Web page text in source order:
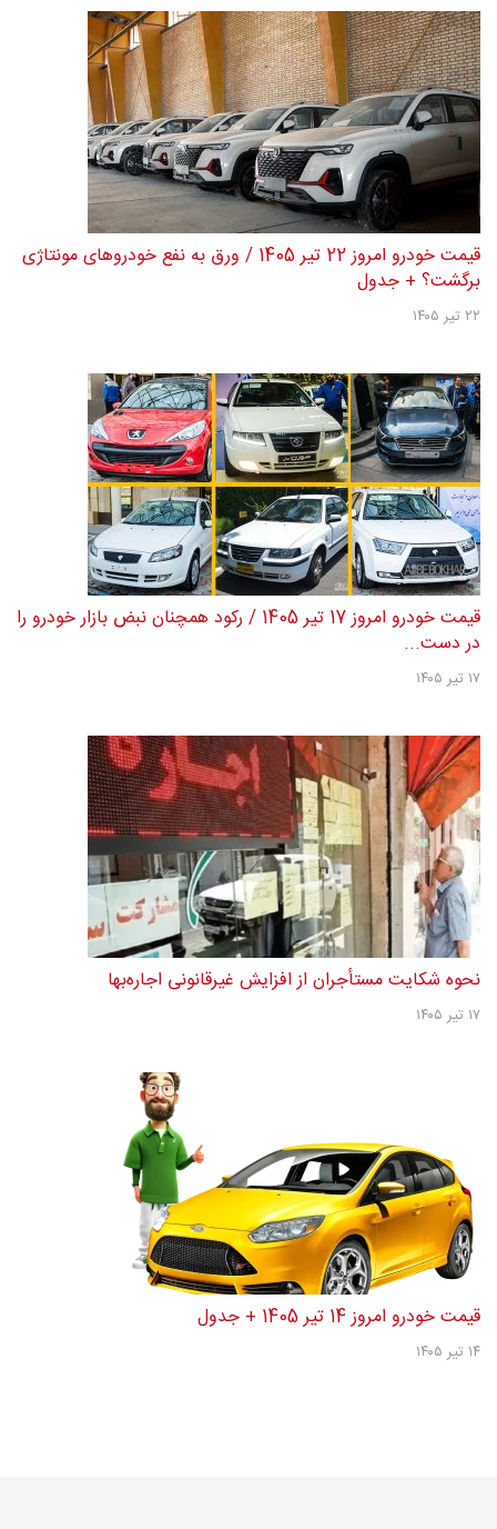
قیمت خودرو امروز 22 تیر 1405 / ورق به نفع خودروهای مونتاژی
برگشت؟ + جدول
۲۲ تیر ۱۴۰۵
قیمت خودرو امروز 17 تیر 1405 / رکود همچنان نبض بازار خودرو را
در دست...
۱۷ تیر ۱۴۰۵
نحوه شکایت مستأجران از افزایش غیرقانونی اجاره‌بها
۱۷ تیر ۱۴۰۵
قیمت خودرو امروز 14 تیر 1405 + جدول
۱۴ تیر ۱۴۰۵